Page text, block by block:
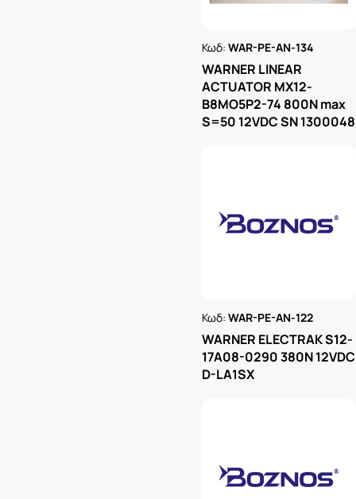
Κωδ:WAR-PE-AN-134
WARNER LINEAR
ACTUATOR MX12-
B8MO5P2-74 800N max
S=50 12VDC SN 1300048
Κωδ:WAR-PE-AN-122
WARNER ELECTRAK S12-
17A08-0290 380N 12VDC
D-LA1SX